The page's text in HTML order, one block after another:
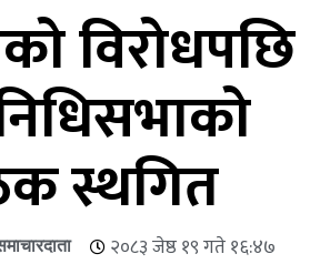
विरोधपछि
स्थगित
२०८३ जेष्ठ १९ गते १६:४७